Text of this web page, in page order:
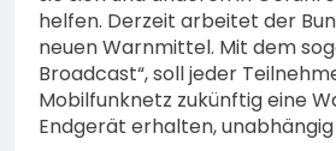
helfen. Derzeit arbeitet der
neuen Warnmittel. Mit dem
Broadcast“, soll jeder
Mobilfunknetz zukünftig eine
Endgerät erhalten,